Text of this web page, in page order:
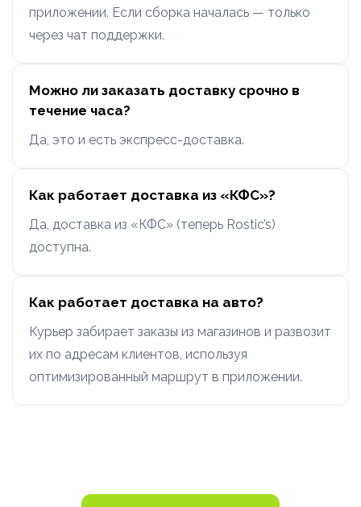
приложении. Если сборка началась — только
через чат поддержки.
Можно ли заказать доставку срочно в
течение часа?
Да, это и есть экспресс-доставка.
Как работает доставка из «КФС»?
Да, доставка из «КФС» (теперь Rostic’s)
доступна.
Как работает доставка на авто?
Курьер забирает заказы из магазинов и развозит
их по адресам клиентов, используя
оптимизированный маршрут в приложении.